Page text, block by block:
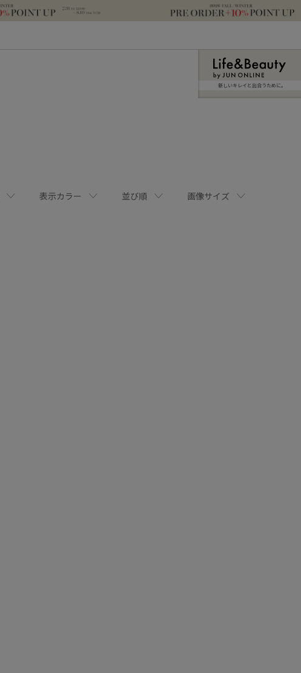
新しいキレイと出合うために。
表示カラー 並び順 画像サイズ